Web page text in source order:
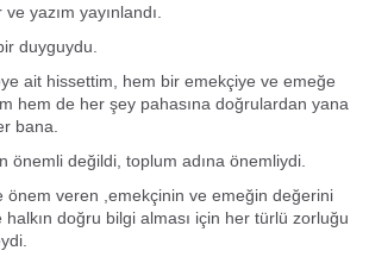
yazım yayınlandı.
duyguydu.
ait hissettim, hem bir emekçiye ve emeğe
hem de her şey pahasına doğrulardan yana
bana.
önemli değildi, toplum adına önemliydi.
önem veren ,emekçinin ve emeğin değerini
doğru bilgi alması için her türlü zorluğu